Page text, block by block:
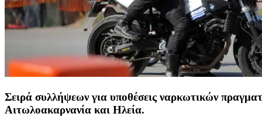
Σειρά συλλήψεων για υποθέσεις ναρκωτικών
Αιτωλοακαρνανία και Ηλεία.